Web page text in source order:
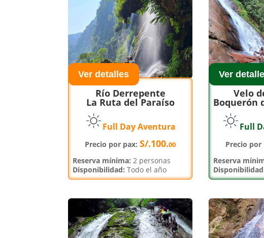
Ver detalles
Río Derrepente
La Ruta del Paraíso
Full Day Aventura
Precio por pax: S/.100.00
Reserva mínima: 2 personas
Disponibilidad: Todo el año
Ver
Velo
Boquerón
Full
Precio por
Reserva